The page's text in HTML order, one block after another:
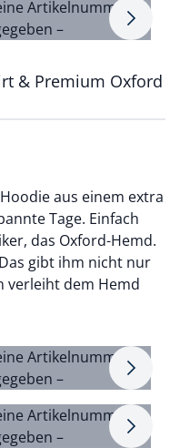
Artikelnummer
–
Pfeil
& Premium Oxford
aus einem extra
Tage. Einfach
das Oxford-Hemd.
gibt ihm nicht nur
verleiht dem Hemd
Artikelnummer
–
Pfeil
Artikelnummer
–
Pfeil